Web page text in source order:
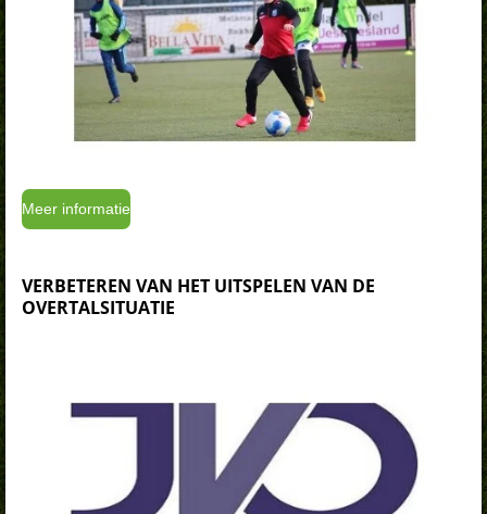
Meer informatie
VERBETEREN VAN HET UITSPELEN VAN DE
OVERTALSITUATIE